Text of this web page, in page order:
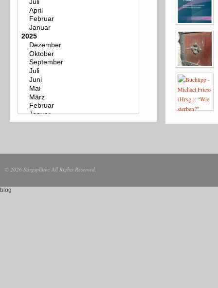
© 2026 Sargsplitter. All Rights Reserved.
blog